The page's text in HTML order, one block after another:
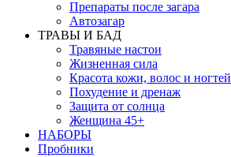
Препараты после загара
Автозагар
ТРАВЫ И БАД
Травяные настои
Жизненная сила
Красота кожи, волос и ногтей
Похудение и дренаж
Защита от солнца
Женщина 45+
НАБОРЫ
Пробники